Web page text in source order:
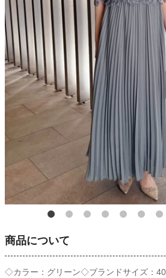
商品について
◇カラー：グリーン◇ブランドサイズ：